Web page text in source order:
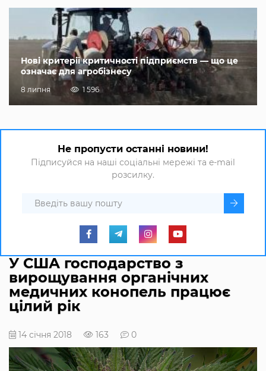
Нові критерії критичності підприємств — що це
означає для агробізнесу
8 липня 1 596
Не пропусти останні новини!
Підписуйся на наші соціальні мережі та e-mail
розсилку.
У США господарство з
вирощування органічних
медичних конопель працює
цілий рік
14 січня 2018 163 0